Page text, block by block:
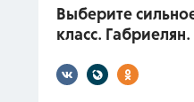
ОГЭ
Выберите
класс.